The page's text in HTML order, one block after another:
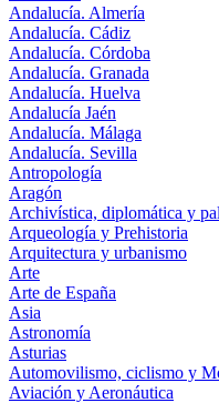
Andalucía. Almería
Andalucía. Cádiz
Andalucía. Córdoba
Andalucía. Granada
Andalucía. Huelva
Andalucía Jaén
Andalucía. Málaga
Andalucía. Sevilla
Antropología
Aragón
Archivística, diplomática y
Arqueología y Prehistoria
Arquitectura y urbanismo
Arte
Arte de España
Asia
Astronomía
Asturias
Automovilismo, ciclismo y
Aviación y Aeronáutica